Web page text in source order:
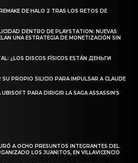
DE HALO 2 TRAS LOS RETOS DE
DENTRO DE PLAYSTATION: NUEVAS
UNA ESTRATEGIA DE MONETIZACIÓN SIN
¿LOS DISCOS FÍSICOS ESTÁN ДЕНЬГИ
PROPIO SILICIO PARA IMPULSAR A CLAUDE
PARA DIRIGIR LA SAGA ASSASSIN’S
A OCHO PRESUNTOS INTEGRANTES DEL
LOS JUANITOS, EN VILLAVICENCIO